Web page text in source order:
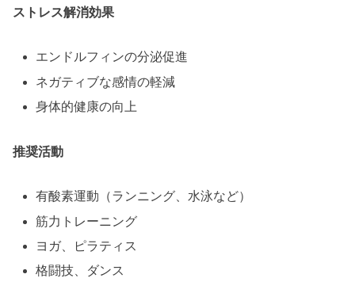
ストレス解消効果
エンドルフィンの分泌促進
ネガティブな感情の軽減
身体的健康の向上
推奨活動
有酸素運動（ランニング、水泳など）
筋力トレーニング
ヨガ、ピラティス
格闘技、ダンス